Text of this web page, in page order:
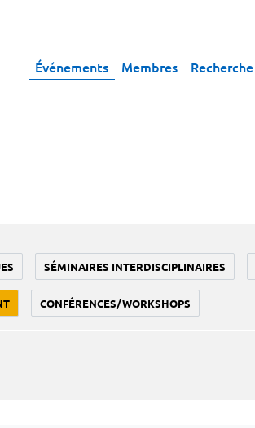
Événements Membres Recherche
SÉMINAIRES INTERDISCIPLINAIRES
CONFÉRENCES/WORKSHOPS